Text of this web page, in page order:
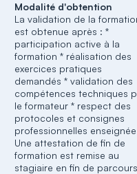
Modalité d'obtention
La validation de la
est obtenue après : *
participation active à la
formation * réalisation des
exercices pratiques
demandés * validation des
compétences techniques
le formateur * respect des
protocoles et consignes
professionnelles
Une attestation de fin de
formation est remise au
stagiaire en fin de